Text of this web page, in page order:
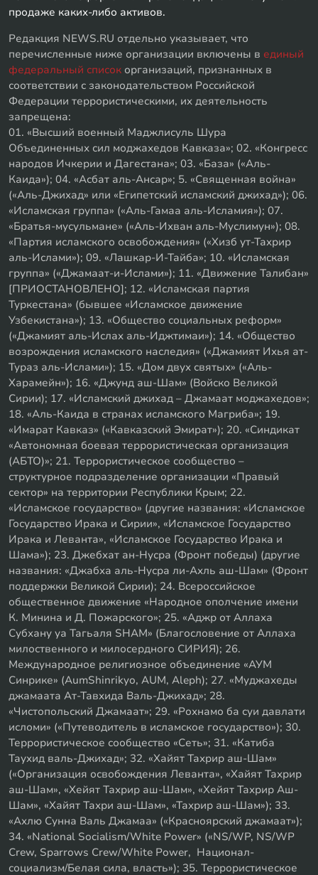
продаже каких-либо активов.
Редакция NEWS.RU отдельно указывает, что
перечисленные ниже организации включены в единый
федеральный список организаций, признанных в
соответствии с законодательством Российской
Федерации террористическими, их деятельность
запрещена:
01. «Высший военный Маджлисуль Шура
Объединенных сил моджахедов Кавказа»; 02. «Конгресс
народов Ичкерии и Дагестана»; 03. «База» («Аль-
Каида»); 04. «Асбат аль-Ансар»; 5. «Священная война»
(«Аль-Джихад» или «Египетский исламский джихад»); 06.
«Исламская группа» («Аль-Гамаа аль-Исламия»); 07.
«Братья-мусульмане» («Аль-Ихван аль-Муслимун»); 08.
«Партия исламского освобождения» («Хизб ут-Тахрир
аль-Ислами»); 09. «Лашкар-И-Тайба»; 10. «Исламская
группа» («Джамаат-и-Ислами»); 11. «Движение Талибан»
[ПРИОСТАНОВЛЕНО]; 12. «Исламская партия
Туркестана» (бывшее «Исламское движение
Узбекистана»); 13. «Общество социальных реформ»
(«Джамият аль-Ислах аль-Иджтимаи»); 14. «Общество
возрождения исламского наследия» («Джамият Ихья ат-
Тураз аль-Ислами»); 15. «Дом двух святых» («Аль-
Харамейн»); 16. «Джунд аш-Шам» (Войско Великой
Сирии); 17. «Исламский джихад – Джамаат моджахедов»;
18. «Аль-Каида в странах исламского Магриба»; 19.
«Имарат Кавказ» («Кавказский Эмират»); 20. «Синдикат
«Автономная боевая террористическая организация
(АБТО)»; 21. Террористическое сообщество –
структурное подразделение организации «Правый
сектор» на территории Республики Крым; 22.
«Исламское государство» (другие названия: «Исламское
Государство Ирака и Сирии», «Исламское Государство
Ирака и Леванта», «Исламское Государство Ирака и
Шама»); 23. Джебхат ан-Нусра (Фронт победы) (другие
названия: «Джабха аль-Нусра ли-Ахль аш-Шам» (Фронт
поддержки Великой Сирии); 24. Всероссийское
общественное движение «Народное ополчение имени
К. Минина и Д. Пожарского»; 25. «Аджр от Аллаха
Субхану уа Тагьаля SHAM» (Благословение от Аллаха
милоственного и милосердного СИРИЯ); 26.
Международное религиозное объединение «АУМ
Синрике» (AumShinrikyo, AUM, Aleph); 27. «Муджахеды
джамаата Ат-Тавхида Валь-Джихад»; 28.
«Чистопольский Джамаат»; 29. «Рохнамо ба суи давлати
исломи» («Путеводитель в исламское государство»); 30.
Террористическое сообщество «Сеть»; 31. «Катиба
Таухид валь-Джихад»; 32. «Хайят Тахрир аш-Шам»
(«Организация освобождения Леванта», «Хайят Тахрир
аш-Шам», «Хейят Тахрир аш-Шам», «Хейят Тахрир Аш-
Шам», «Хайят Тахри аш-Шам», «Тахрир аш-Шам»); 33.
«Ахлю Сунна Валь Джамаа» («Красноярский джамаат»);
34. «National Socialism/White Power» («NS/WP, NS/WP
Crew, Sparrows Crew/White Power, Национал-
социализм/Белая сила, власть»); 35. Террористическое